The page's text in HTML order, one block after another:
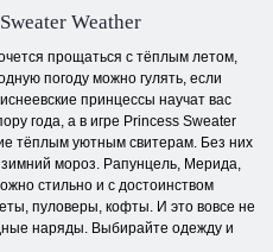
Weather
прощаться с тёплым летом,
погоду можно гулять, если
принцессы научат вас
года, а в игре Princess Sweater
тёплым уютным свитерам. Без них
мороз. Рапунцель, Мерида,
стильно и с достоинством
пуловеры, кофты. И это вовсе не
наряды. Выбирайте одежду и